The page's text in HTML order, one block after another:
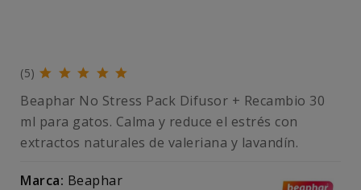
(5)
Beaphar No Stress Pack Difusor + Recambio 30
ml para gatos. Calma y reduce el estrés con
extractos naturales de valeriana y lavandín.
Marca: Beaphar